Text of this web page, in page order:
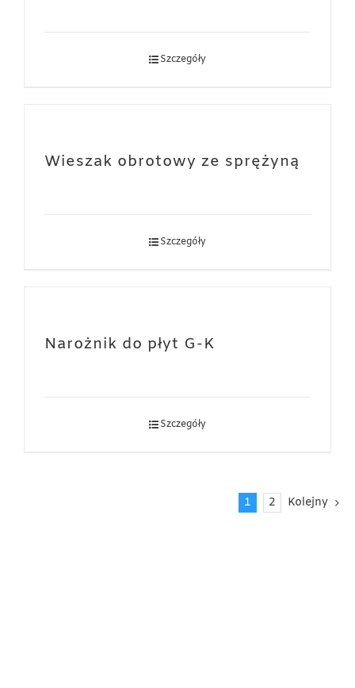
Szczegóły
Wieszak obrotowy ze sprężyną
Szczegóły
Narożnik do płyt G-K
Szczegóły
1 2 Kolejny